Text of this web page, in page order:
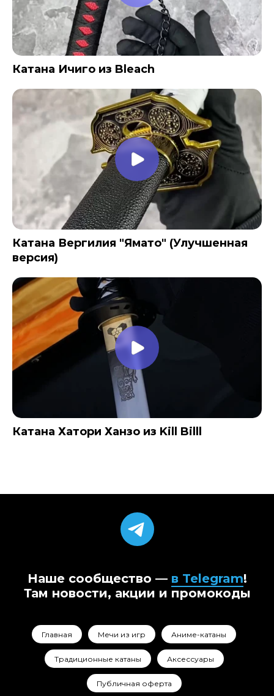
Катана Ичиго из Bleach
Катана Вергилия "Ямато" (Улучшенная
версия)
Катана Хатори Ханзо из Kill Billl
Наше сообщество — в Telegram!
Там новости, акции и промокоды
Главная Мечи из игр Аниме-катаны
Традиционные катаны Аксессуары
Публичная оферта